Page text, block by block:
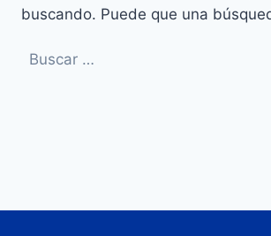
buscando. Puede que una
Buscar: